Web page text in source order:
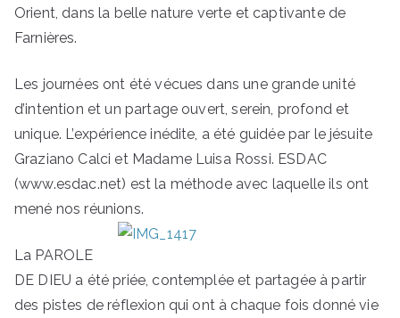
Salési
ennes
de
Don
Orient, dans la belle nature verte et captivante de
Farnières.
Les journées ont été vécues dans une grande unité
d’intention et un partage ouvert, serein, profond et
unique. L’expérience inédite, a été guidée par le jésuite
Graziano Calci et Madame Luisa Rossi. ESDAC
(www.esdac.net) est la méthode avec laquelle ils ont
mené nos réunions.
La PAROLE
DE DIEU a été priée, contemplée et partagée à partir
des pistes de réflexion qui ont à chaque fois donné vie